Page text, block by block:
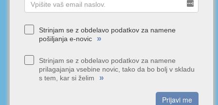
Strinjam se z obdelavo podatkov za namene
pošiljanja e-novic
»
Strinjam se z obdelavo podatkov za namene
prilagajanja vsebine novic, tako da bo bolj v skladu
s tem, kar si želim
»
Prijavi me